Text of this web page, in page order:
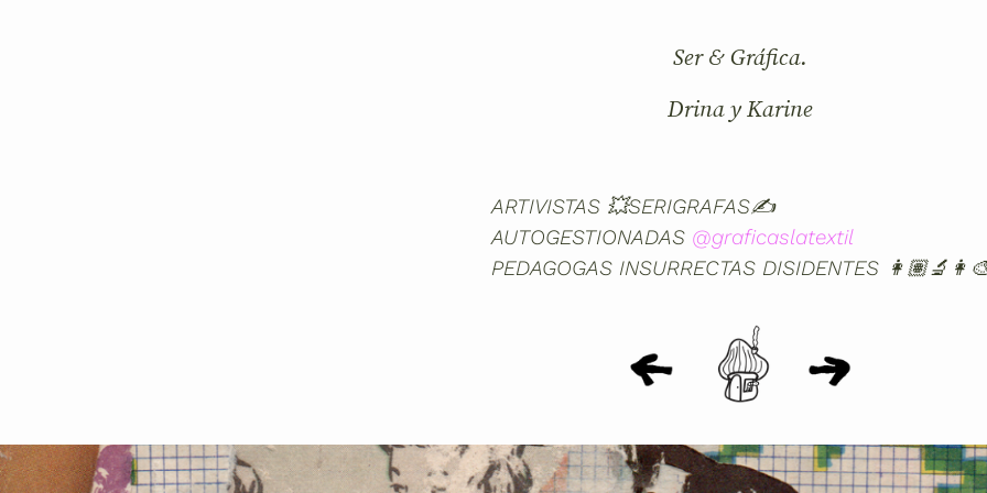
Ser & Gráfica.
Drina y Karine
ARTIVISTAS 💥SERIGRAFAS✍
AUTOGESTIONADAS @graficaslatextil
PEDAGOGAS INSURRECTAS DISIDENTES